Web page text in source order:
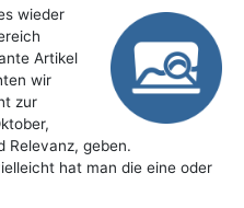
wieder
Artikel
wir
zur
Relevanz, geben.
hat man die eine oder